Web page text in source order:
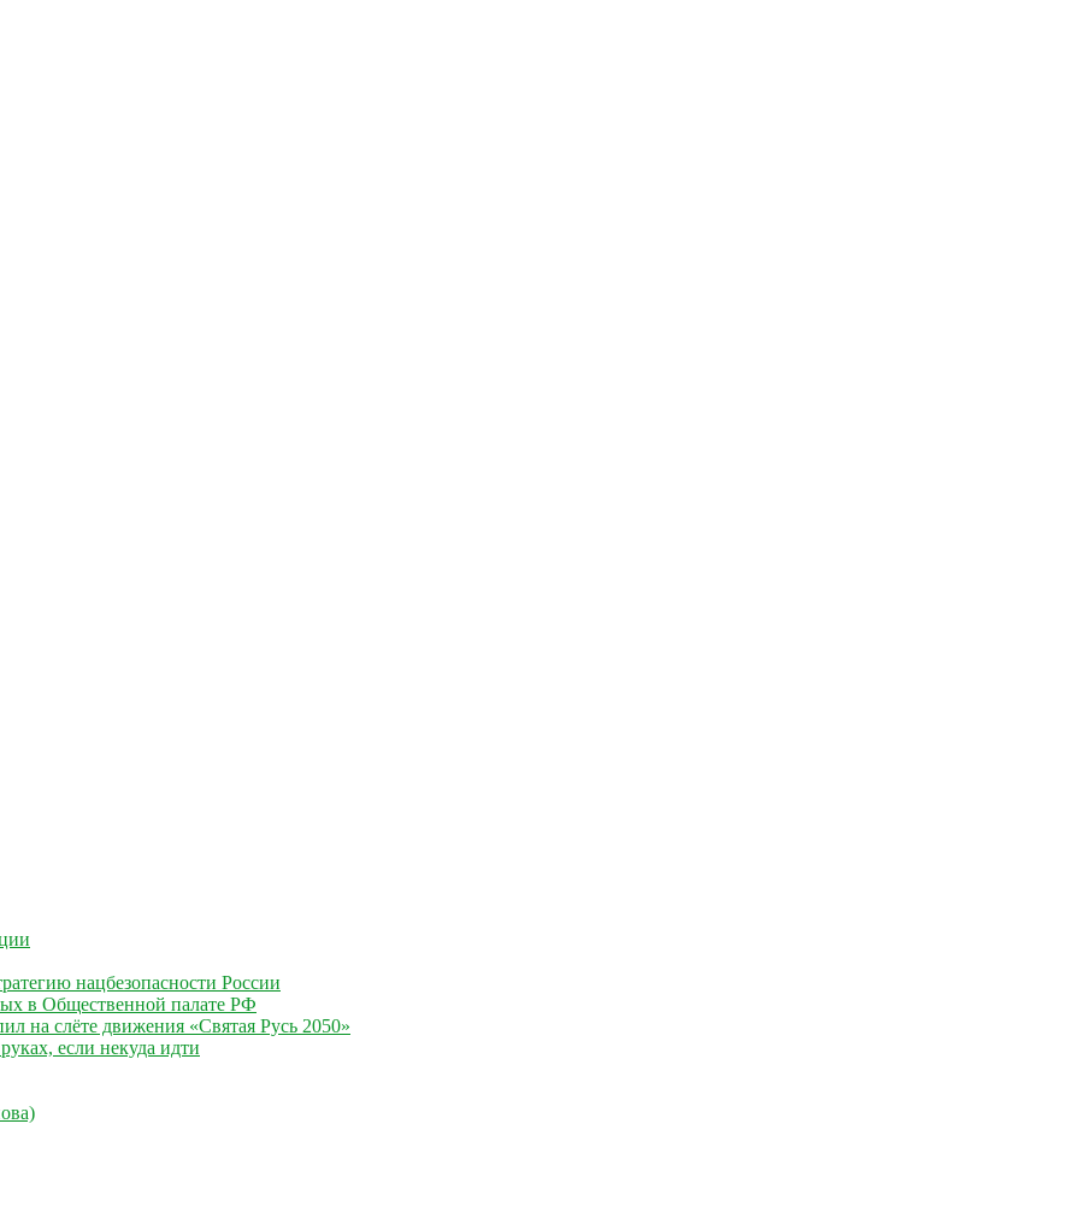
нацбезопасности России
в Общественной палате РФ
на слёте движения «Святая Русь 2050»
если некуда идти